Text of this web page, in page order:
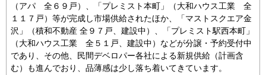
（アパ 全６９戸）、「プレミスト本町」（大和ハウス工業 全
１１７戸）等が完成し市場供給されたほか、「マストスクエア金
沢」（積和不動産 全９７戸、建設中）、「プレミスト駅西本町」
（大和ハウス工業 全５１戸、建設中）などが分譲・予約受付中
であり、その他、民間デベロパー各社による新規供給（計画含
む）も進んでおり、品薄感は少し落ち着いてきています。